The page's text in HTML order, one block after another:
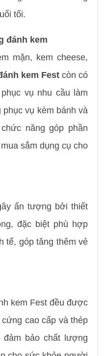
tối.
đánh kem
mặn, kem cheese,
kem Fest còn có
vụ nhu cầu làm
vụ kèm bánh và
năng góp phần
sắm dụng cụ cho
ấn tượng bởi thiết
đặc biệt phù hợp
tế, góp tăng thêm vẻ
kem Fest đều được
cao cấp và thép
đảm bảo chất lượng